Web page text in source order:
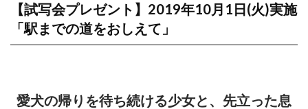
【試写会プレゼント】2019年10月1日(火)実施
「駅までの道をおしえて」
愛犬の帰りを待ち続ける少女と、先立った息